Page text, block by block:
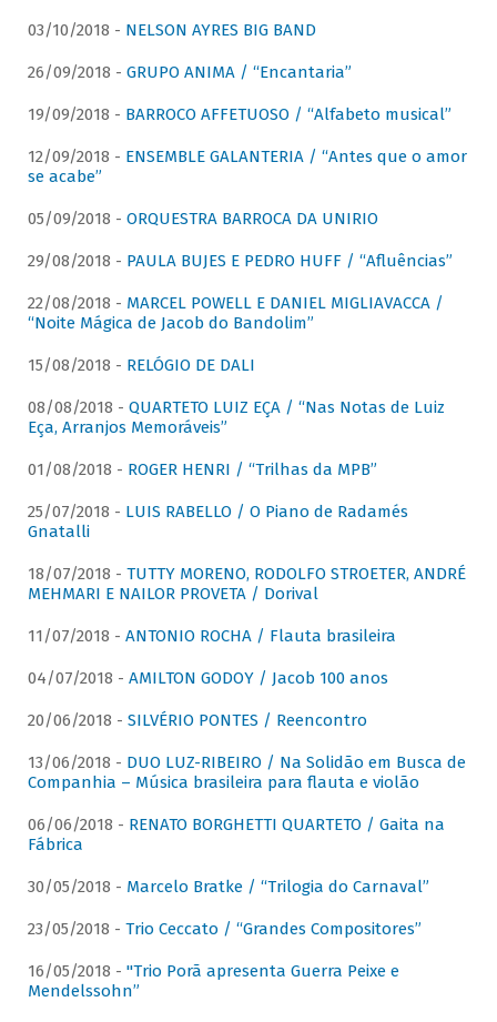
03/10/2018 - NELSON AYRES BIG BAND
26/09/2018 - GRUPO ANIMA / “Encantaria”
19/09/2018 - BARROCO AFFETUOSO / “Alfabeto musical”
12/09/2018 - ENSEMBLE GALANTERIA / “Antes que o amor
se acabe”
05/09/2018 - ORQUESTRA BARROCA DA UNIRIO
29/08/2018 - PAULA BUJES E PEDRO HUFF / “Afluências”
22/08/2018 - MARCEL POWELL E DANIEL MIGLIAVACCA /
“Noite Mágica de Jacob do Bandolim”
15/08/2018 - RELÓGIO DE DALI
08/08/2018 - QUARTETO LUIZ EÇA / “Nas Notas de Luiz
Eça, Arranjos Memoráveis”
01/08/2018 - ROGER HENRI / “Trilhas da MPB”
25/07/2018 - LUIS RABELLO / O Piano de Radamés
Gnatalli
18/07/2018 - TUTTY MORENO, RODOLFO STROETER, ANDRÉ
MEHMARI E NAILOR PROVETA / Dorival
11/07/2018 - ANTONIO ROCHA / Flauta brasileira
04/07/2018 - AMILTON GODOY / Jacob 100 anos
20/06/2018 - SILVÉRIO PONTES / Reencontro
13/06/2018 - DUO LUZ-RIBEIRO / Na Solidão em Busca de
Companhia – Música brasileira para flauta e violão
06/06/2018 - RENATO BORGHETTI QUARTETO / Gaita na
Fábrica
30/05/2018 - Marcelo Bratke / “Trilogia do Carnaval”
23/05/2018 - Trio Ceccato / “Grandes Compositores”
16/05/2018 - "Trio Porã apresenta Guerra Peixe e
Mendelssohn”